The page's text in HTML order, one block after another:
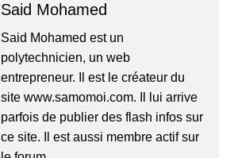
Said Mohamed
Said Mohamed est un
polytechnicien, un web
entrepreneur. Il est le créateur du
site www.samomoi.com. Il lui arrive
parfois de publier des flash infos sur
ce site. Il est aussi membre actif sur